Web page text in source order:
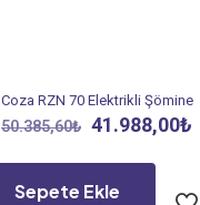
Coza RZN 70 Elektrikli Şömine
50.385,60₺ Orijinal
50.385,60₺.
41.988,00₺
Sepete Ekle